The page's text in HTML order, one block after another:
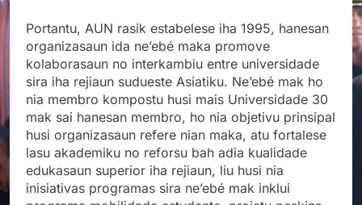
Portantu, AUN rasik estabelese iha 1995, hanesan
organizasaun ida ne’ebé maka promove
kolaborasaun no interkambiu entre universidade
sira iha rejiaun sudueste Asiatiku. Ne’ebé mak ho
nia membro kompostu husi mais Universidade 30
mak sai hanesan membro, ho nia objetivu prinsipal
husi organizasaun refere nian maka, atu fortalese
lasu akademiku no reforsu bah adia kualidade
edukasaun superior iha rejiaun, liu husi nia
inisiativas programas sira ne’ebé mak inklui